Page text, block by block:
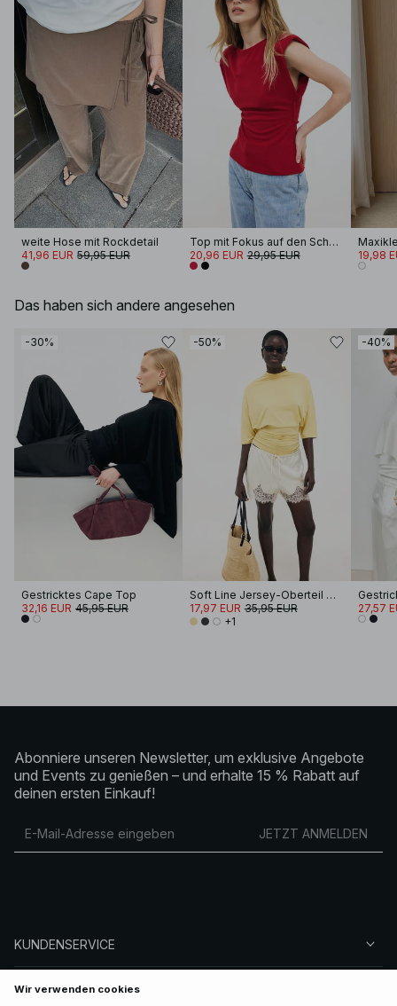
weite Hose mit Rockdetail
41,96 EUR 59,95 EUR
Top mit Fokus auf den Schultern
20,96 EUR 29,95 EUR 19,98
Das haben sich andere angesehen
-30%
Gestricktes Cape Top
32,16 EUR 45,95 EUR
-50%
Soft Line Jersey-Oberteil mit Trichterausschnitt
17,97 EUR 35,95 EUR
+1
-40%
27,57
Abonniere unseren Newsletter, um exklusive Angebote
und Events zu genießen – und erhalte 15 % Rabatt auf
deinen ersten Einkauf!
JETZT ANMELDEN
KUNDENSERVICE
ÜBER NA-KD